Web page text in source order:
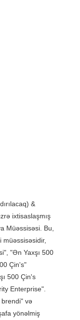
&
ixtisaslaşmış
Müəssisəsi. Bu,
müəssisəsidir,
"Ən Yaxşı 500
Çin's"
500 Çin's
Enterprise".
brendi" və
yönəlmiş